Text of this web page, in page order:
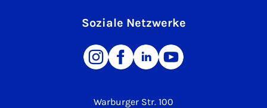
Warburger Str. 100
Soziale Netzwerke